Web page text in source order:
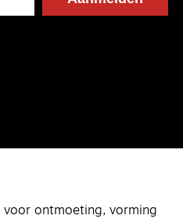
voor ontmoeting, vorming